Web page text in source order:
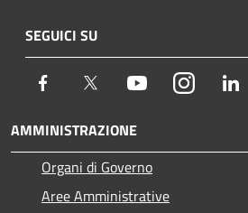
SEGUICI SU
Facebook Twitter YoutubeInstagram
AMMINISTRAZIONE
Organi di Governo
Aree Amministrative